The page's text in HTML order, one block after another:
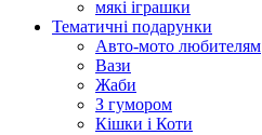
мякі іграшки
Тематичні подарунки
Авто-мото любителям
Вази
Жаби
З гумором
Кішки і Коти